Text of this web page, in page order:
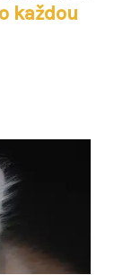
každou